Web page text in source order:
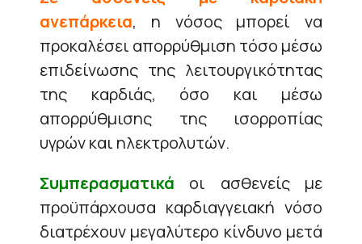
ανεπάρκεια, η νόσος μπορεί να
προκαλέσει απορρύθμιση τόσο μέσω
επιδείνωσης της λειτουργικότητας
της καρδιάς, όσο και μέσω
απορρύθμισης της ισορροπίας
υγρών και ηλεκτρολυτών.
Συμπερασματικά οι ασθενείς με
προϋπάρχουσα καρδιαγγειακή νόσο
διατρέχουν μεγαλύτερο κίνδυνο μετά